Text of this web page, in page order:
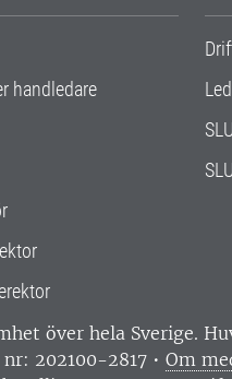
handledare
över hela Sverige.
202100-2817 • Om